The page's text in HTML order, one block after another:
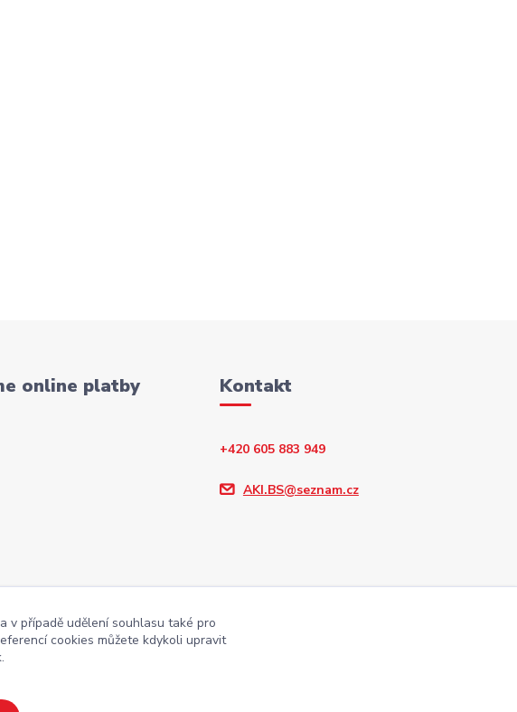
online platby Kontakt
+420 605 883 949
AKI.BS@seznam.cz
v případě udělení souhlasu také pro
cookies můžete kdykoli upravit